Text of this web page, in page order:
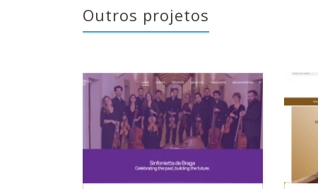
Outros projetos